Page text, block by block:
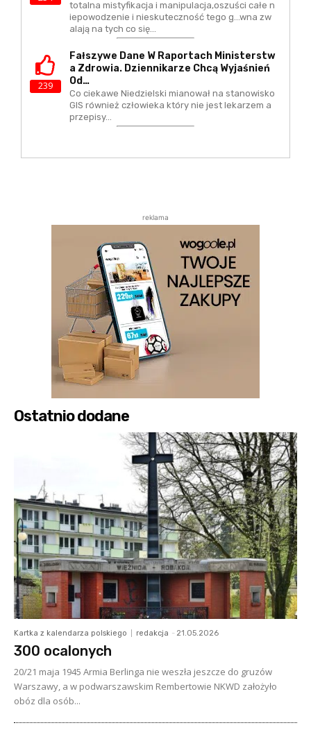
totalna mistyfikacja i manipulacja,oszuści całe n
iepowodzenie i nieskuteczność tego g...wna zw
alają na tych co się…
239
Fałszywe Dane W Raportach Ministerstw
A Zdrowia. Dziennikarze Chcą Wyjaśnień
Od…
Co ciekawe Niedzielski mianował na stanowisko
GIS również człowieka który nie jest lekarzem a
przepisy…
reklama
Ostatnio dodane
Kartka z kalendarza polskiego redakcja - 21.05.2026
300 ocalonych
20/21 maja 1945 Armia Berlinga nie weszła jeszcze do gruzów
Warszawy, a w podwarszawskim Rembertowie NKWD założyło
obóz dla osób...